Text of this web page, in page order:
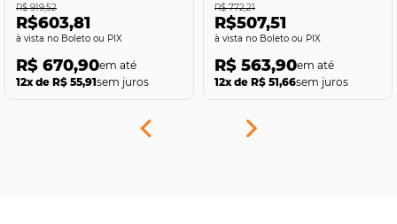
R$603,81
no Boleto ou PIX
R$ 919,52
R$ 670,90
12x de R$ 55,91sem juros
R$507,51
no Boleto ou PIX
R$ 772,21
R$ 563,90
12x de R$ 51,66sem juros